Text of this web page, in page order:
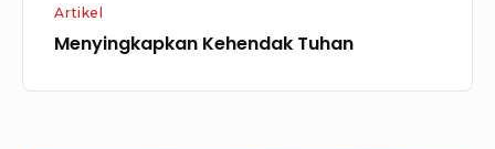
Artikel
Menyingkapkan Kehendak Tuhan